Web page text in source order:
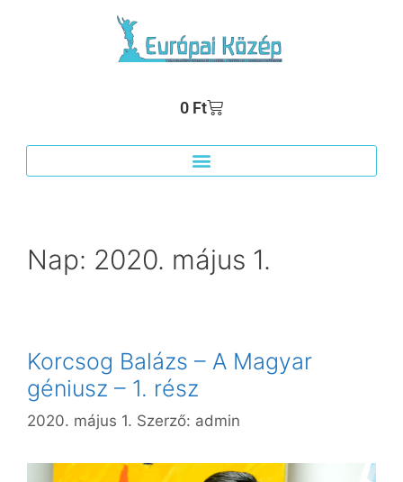
0 Ft
Nap: 2020. május 1.
Korcsog Balázs – A Magyar
géniusz – 1. rész
2020. május 1. Szerző: admin